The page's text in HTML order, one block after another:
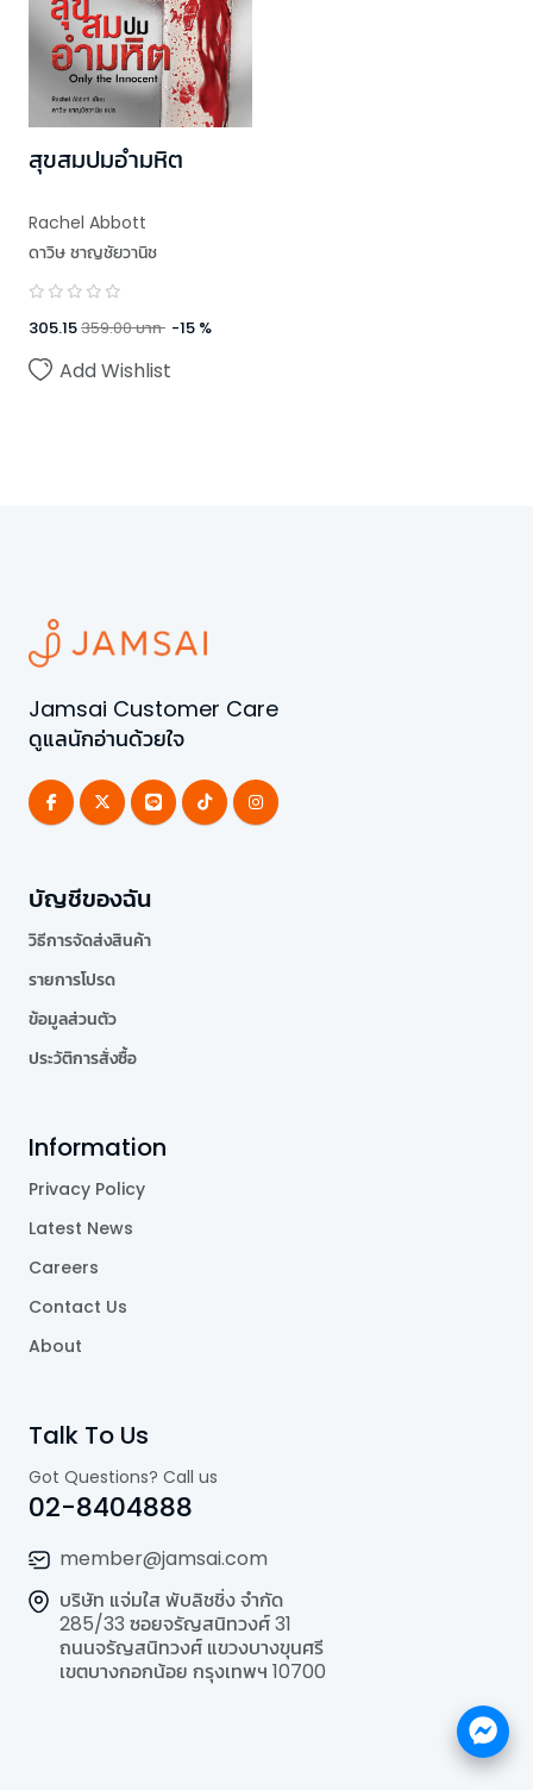
สุขสมปมอำมหิต
Rachel Abbott
ดาวิษ ชาญชัยวานิช
305.15359.00บาท -15 %
Add Wishlist
Jamsai Customer Care
ดูแลนักอ่านด้วยใจ
บัญชีของฉัน
วิธีการจัดส่งสินค้า
รายการโปรด
ข้อมูลส่วนตัว
ประวัติการสั่งซื้อ
Information
Privacy Policy
Latest News
Careers
Contact Us
About
Talk To Us
Got Questions? Call us
02-8404888
member@jamsai.com
บริษัท แจ่มใส พับลิชชิ่ง จำกัด
285/33 ซอยจรัญสนิทวงศ์ 31
ถนนจรัญสนิทวงศ์ แขวงบางขุนศรี
เขตบางกอกน้อย กรุงเทพฯ 10700